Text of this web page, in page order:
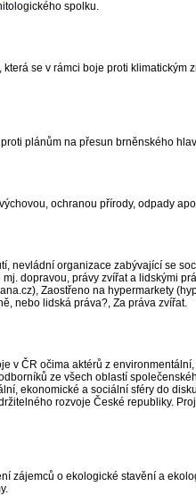
spolku.
se v rámci boje proti klimatickým
plánům na přesun brněnského
ochranou přírody, odpady
nevládní organizace zabývající se
dopravou, právy zvířat a lidskými
Zaostřeno na hypermarkety
nebo lidská práva?, Za práva zvířat.
v ČR očima aktérů z
ze všech oblastí
ekonomické a sociální sféry do
rozvoje České republiky.
zájemců o ekologické stavění a